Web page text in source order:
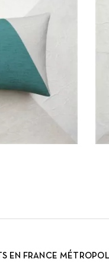
EN FRANCE